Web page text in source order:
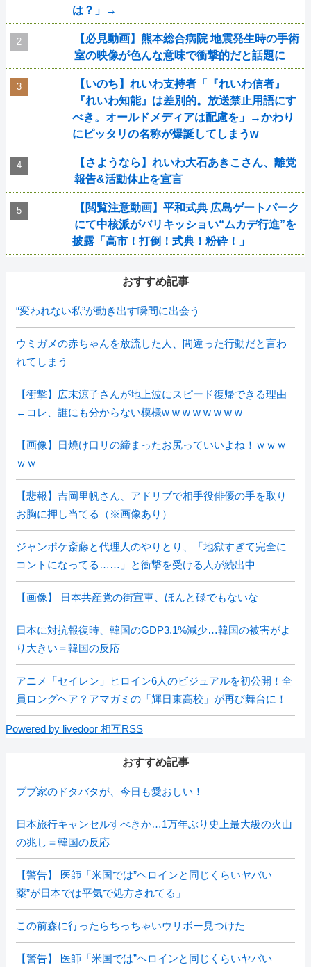
は？」→
【必見動画】熊本総合病院 地震発生時の手術
室の映像が色んな意味で衝撃的だと話題に
【いのち】れいわ支持者「『れいわ信者』
『れいわ知能』は差別的。放送禁止用語にす
べき。オールドメディアは配慮を」→かわり
にピッタリの名称が爆誕してしまうw
【さようなら】れいわ大石あきこさん、離党
報告&活動休止を宣言
【閲覧注意動画】平和式典 広島ゲートパーク
にて中核派がバリキッショい“ムカデ行進”を
披露「高市！打倒！式典！粉砕！」
おすすめ記事
“変われない私”が動き出す瞬間に出会う
ウミガメの赤ちゃんを放流した人、間違った行動だと言わ
れてしまう
【衝撃】広末涼子さんが地上波にスピード復帰できる理由
←コレ、誰にも分からない模様w w w w w w w w
【画像】日焼け口リの締まったお尻っていいよね！ｗｗｗ
ｗｗ
【悲報】吉岡里帆さん、アドリブで相手役俳優の手を取り
お胸に押し当てる（※画像あり）
ジャンポケ斎藤と代理人のやりとり、「地獄すぎて完全に
コントになってる……」と衝撃を受ける人が続出中
【画像】 日本共産党の街宣車、ほんと碌でもないな
日本に対抗報復時、韓国のGDP3.1%減少…韓国の被害がよ
り大きい＝韓国の反応
アニメ「セイレン」ヒロイン6人のビジュアルを初公開！全
員ロングヘア？アマガミの「輝日東高校」が再び舞台に！
Powered by livedoor 相互RSS
おすすめ記事
ブブ家のドタバタが、今日も愛おしい！
日本旅行キャンセルすべきか…1万年ぶり史上最大級の火山
の兆し＝韓国の反応
【警告】 医師「米国では”ヘロインと同じくらいヤバい
薬”が日本では平気で処方されてる」
この前森に行ったらちっちゃいウリボー見つけた
【警告】 医師「米国では”ヘロインと同じくらいヤバい